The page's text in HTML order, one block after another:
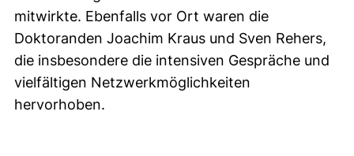
mitwirkte. Ebenfalls vor Ort waren die
Doktoranden Joachim Kraus und Sven Rehers,
die insbesondere die intensiven Gespräche und
vielfältigen Netzwerkmöglichkeiten
hervorhoben.